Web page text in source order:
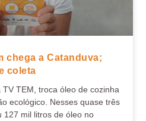
chega a Catanduva;
coleta
TEM, troca óleo de cozinha
ecológico. Nesses quase três
127 mil litros de óleo no